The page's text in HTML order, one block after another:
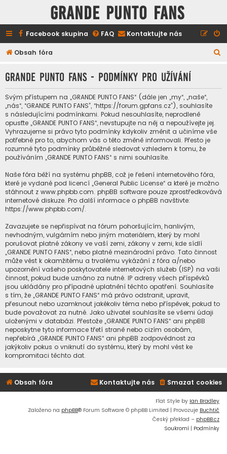
GRANDE PUNTO FANS
Facebook skupina FAQ Kontaktujte nás
Obsah fóra
d
GRANDE PUNTO FANS - Podmínky pro užívání
Svým přístupem na „GRANDE PUNTO FANS“ (dále jen „my“, „naše“,
„nás“, “GRANDE PUNTO FANS”, “https://forum.gpfans.cz”), souhlasíte
s následujícími podmínkami. Pokud nesouhlasíte, neprodleně
opusťte „GRANDE PUNTO FANS“, nevstupujte na něj a nepoužívejte jej.
Vyhrazujeme si právo tyto podmínky kdykoliv změnit a učiníme vše
potřebné pro to, abychom vás o této změně informovali. Přesto je
rozumné tyto podmínky průběžně sledovat vzhledem k tomu, že
používáním „GRANDE PUNTO FANS“ s nimi souhlasíte.
Naše fóra běží na systému phpBB, což je řešení internetového fóra,
které je vydané pod licencí „General Public License“ a které je možno
stáhnout z www.phpbb.com. phpBB software pouze zprostředkovává
internetové diskuze. Pro další informace o phpBB navštivte:
https://www.phpbb.com/.
Zavazujete se nepřispívat na fórum pohoršujícím, hanlivým,
nevhodným, vulgárním nebo jiným materiálem, který by mohl
porušovat platné zákony ve vaší zemi, zákony v zemi, kde sídlí
„GRANDE PUNTO FANS“, nebo platné mezinárodní právo. Tato činnost
může vést k okamžitému a trvalému vykázání z fóra a/nebo
upozornění vašeho poskytovatele internetových služeb (ISP) na vaši
činnost, pokud bude uznáno za nutné. IP adresy všech příspěvků
jsou ukládány pro případné uplatnění těchto opatření. Souhlasíte
s tím, že „GRANDE PUNTO FANS“ má právo odstranit, upravit,
přesunout nebo uzamknout jakékoliv téma nebo příspěvek, pokud to
bude považovat za nutné. Jako uživatel souhlasíte se všemi údaji
uloženými v databázi. Přestože „GRANDE PUNTO FANS“ ani phpBB
neposkytne tyto informace třetí straně nebo cizím osobám,
nepřebírá „GRANDE PUNTO FANS“ ani phpBB zodpovědnost za
jakýkoliv pokus o vniknutí do systému, který by mohl vést ke
kompromitaci těchto dat.
Obsah fóra Smazat cookies
Kontaktujte nás
Flat Style by Ian Bradley
Založeno na phpBB® Forum Software © phpBB Limited | Provozuje Buchtič
Český překlad – phpBB.cz
Soukromí | Podmínky